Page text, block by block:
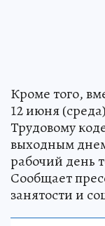
Кроме того,
12 июня
Трудовому
выходным
рабочий день
Сообщает
занятости и